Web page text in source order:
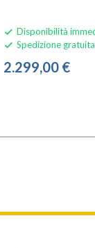
 Disponibilità
 Spedizione gratuita
2.299,00 €